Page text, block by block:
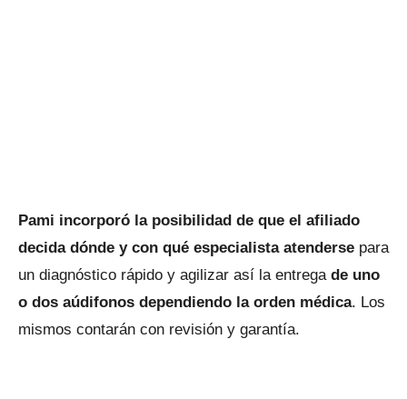
Pami incorporó la posibilidad de que el afiliado
decida dónde y con qué especialista atenderse para
un diagnóstico rápido y agilizar así la entrega de uno
o dos aúdifonos dependiendo la orden médica. Los
mismos contarán con revisión y garantía.